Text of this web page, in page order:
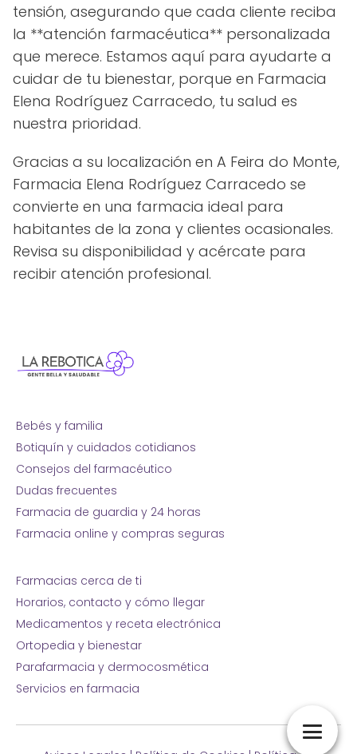
tensión, asegurando que cada cliente reciba
la **atención farmacéutica** personalizada
que merece. Estamos aquí para ayudarte a
cuidar de tu bienestar, porque en Farmacia
Elena Rodríguez Carracedo, tu salud es
nuestra prioridad.
Gracias a su localización en A Feira do Monte,
Farmacia Elena Rodríguez Carracedo se
convierte en una farmacia ideal para
habitantes de la zona y clientes ocasionales.
Revisa su disponibilidad y acércate para
recibir atención profesional.
Bebés y familia
Botiquín y cuidados cotidianos
Consejos del farmacéutico
Dudas frecuentes
Farmacia de guardia y 24 horas
Farmacia online y compras seguras
Farmacias cerca de ti
Horarios, contacto y cómo llegar
Medicamentos y receta electrónica
Ortopedia y bienestar
Parafarmacia y dermocosmética
Servicios en farmacia